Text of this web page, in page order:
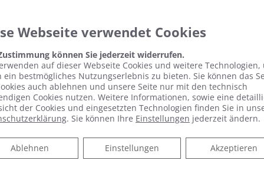
ANLAGE
VIGOUR derby Mineralguss-Duschwanne mit Antirutsch,
TRINNITY Farbset sowie Ablaufgarnitur verchromt
Duka Gallery Schwenktür für Nische rechts, 100 x 195
ESG transparent
GESSI Manzoni Aufputz-Brause-Einhandarmatur, chrom
Webseite verwendet Cookies
können Sie jederzeit widerrufen.
auf dieser Webseite Cookies und weitere Technologien,
ein bestmögliches Nutzungserlebnis zu bieten. Sie können das
auch ablehnen und unsere Seite nur mit den technisch
Cookies nutzen. Weitere Informationen, sowie eine
der Cookies und eingesetzten Technologien finden Sie in
. Sie können Ihre Einstellungen jederzeit ändern.
Akzeptieren
Einstellungen
Ablehnen
Ablehnen